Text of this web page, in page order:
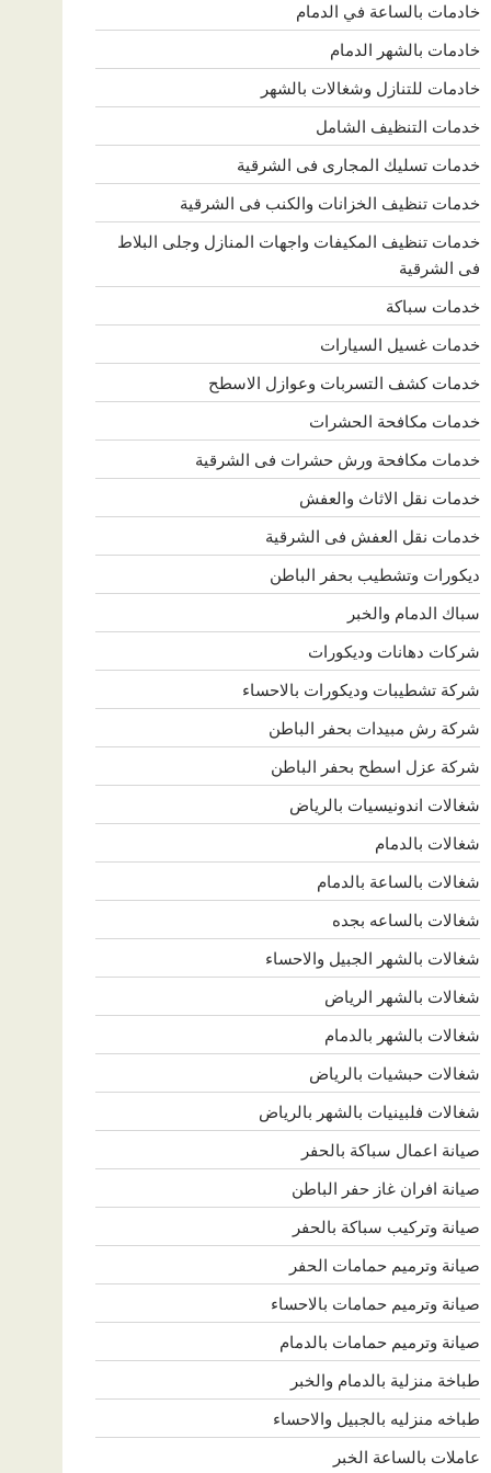
خادمات بالساعة في الدمام
خادمات بالشهر الدمام
خادمات للتنازل وشغالات بالشهر
خدمات التنظيف الشامل
خدمات تسليك المجارى فى الشرقية
خدمات تنظيف الخزانات والكنب فى الشرقية
خدمات تنظيف المكيفات واجهات المنازل وجلى البلاط
فى الشرقية
خدمات سباكة
خدمات غسيل السيارات
خدمات كشف التسربات وعوازل الاسطح
خدمات مكافحة الحشرات
خدمات مكافحة ورش حشرات فى الشرقية
خدمات نقل الاثاث والعفش
خدمات نقل العفش فى الشرقية
ديكورات وتشطيب بحفر الباطن
سباك الدمام والخبر
شركات دهانات وديكورات
شركة تشطيبات وديكورات بالاحساء
شركة رش مبيدات بحفر الباطن
شركة عزل اسطح بحفر الباطن
شغالات اندونيسيات بالرياض
شغالات بالدمام
شغالات بالساعة بالدمام
شغالات بالساعه بجده
شغالات بالشهر الجبيل والاحساء
شغالات بالشهر الرياض
شغالات بالشهر بالدمام
شغالات حبشيات بالرياض
شغالات فلبينيات بالشهر بالرياض
صيانة اعمال سباكة بالحفر
صيانة افران غاز حفر الباطن
صيانة وتركيب سباكة بالحفر
صيانة وترميم حمامات الحفر
صيانة وترميم حمامات بالاحساء
صيانة وترميم حمامات بالدمام
طباخة منزلية بالدمام والخبر
طباخه منزليه بالجبيل والاحساء
عاملات بالساعة الخبر